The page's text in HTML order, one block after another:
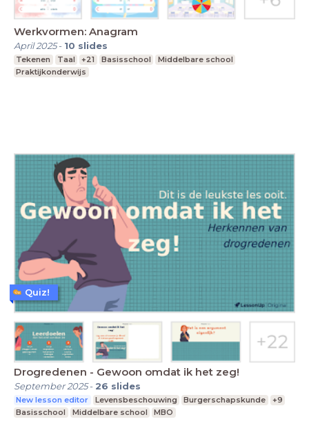
Werkvormen: Anagram
April 2025- 10 slides
Tekenen Taal +21 Basisschool
Middelbare school
Praktijkonderwijs
Drogredenen - Gewoon omdat ik het zeg!
September 2025- 26 slides
New lesson editor Levensbeschouwing Burgerschapskunde
+9
Basisschool
Middelbare school MBO
Quiz!